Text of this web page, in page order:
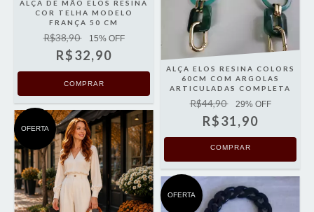
ALÇA DE MÃO ELOS RESINA
COR TELHA MODELO
FRANÇA 50 CM
R$38,90 15% OFF
R$32,90
ALÇA ELOS RESINA COLORS
60CM COM ARGOLAS
ARTICULADAS COMPLETA
R$44,90 29% OFF
R$31,90
COMPRAR
OFERTA
OFERTA